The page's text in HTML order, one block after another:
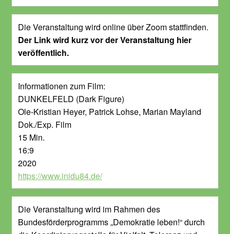
Die Veranstaltung wird online über Zoom stattfinden.
Der Link wird kurz vor der Veranstaltung hier
veröffentlich.
Informationen zum Film:
DUNKELFELD (Dark Figure)
Ole-Kristian Heyer, Patrick Lohse, Marian Mayland
Dok./Exp. Film
15 Min.
16:9
2020
https://www.inidu84.de/
Die Veranstaltung wird im Rahmen des
Bundesförderprogramms „Demokratie leben!“ durch